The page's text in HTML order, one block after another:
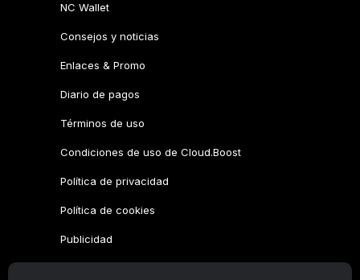
NC Wallet
Consejos y noticias
Enlaces & Promo
Diario de pagos
Términos de uso
Condiciones de uso de Cloud.Boost
Política de privacidad
Política de cookies
Publicidad